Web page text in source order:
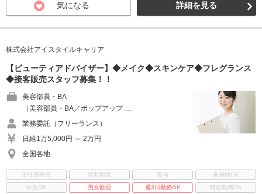
気になる 詳細を見る
株式会社アイスタイルキャリア
【ビューティアドバイザー】◆メイク◆スキンケア◆フレグランス
◆接客販売スタッフ募集！！
美容部員・BA
（美容部員・BA／ポップアップ …
業務委託（フリーランス）
日給1万5,000円 ～ 2万円
全国各地
正社員登用 社割制度 賞与
未経験OK
学生OK
男女歓迎 週3日勤務OK
時短勤務OK